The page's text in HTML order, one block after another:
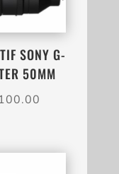
SONY G-
50MM
100.00